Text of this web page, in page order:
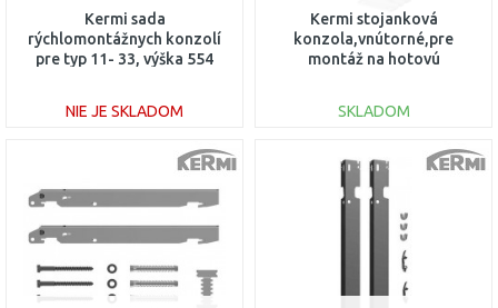
Kermi sada
rýchlomontážnych konzolí
pre typ 11- 33, výška 554
NIE JE SKLADOM
DO KOŠÍKA
Kermi stojanková
konzola,vnútorné,pre
montáž na hotovú
SKLADOM
DO KOŠÍKA
Porovnať